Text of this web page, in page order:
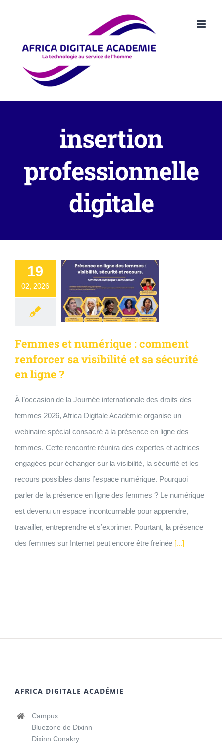
insertion
professionnelle
digitale
19
02, 2026
Femmes et numérique : comment
renforcer sa visibilité et sa sécurité
en ligne ?
À l’occasion de la Journée internationale des droits des
femmes 2026, Africa Digitale Académie organise un
webinaire spécial consacré à la présence en ligne des
femmes. Cette rencontre réunira des expertes et actrices
engagées pour échanger sur la visibilité, la sécurité et les
recours possibles dans l’espace numérique. Pourquoi
parler de la présence en ligne des femmes ? Le numérique
est devenu un espace incontournable pour apprendre,
travailler, entreprendre et s’exprimer. Pourtant, la présence
des femmes sur Internet peut encore être freinée [...]
AFRICA DIGITALE ACADÉMIE
Campus
Bluezone de Dixinn
Dixinn Conakry